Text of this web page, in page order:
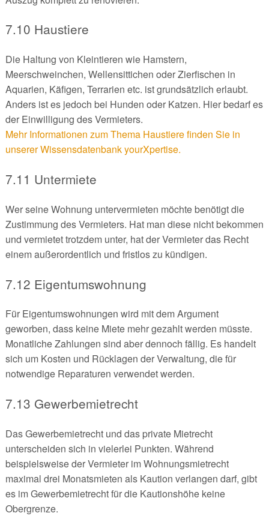
7.10 Haustiere
Die Haltung von Kleintieren wie Hamstern,
Meerschweinchen, Wellensittichen oder Zierfischen in
Aquarien, Käfigen, Terrarien etc. ist grundsätzlich erlaubt.
Anders ist es jedoch bei Hunden oder Katzen. Hier bedarf es
der Einwilligung des Vermieters.
Mehr Informationen zum Thema Haustiere finden Sie in
unserer Wissensdatenbank yourXpertise.
7.11 Untermiete
Wer seine Wohnung untervermieten möchte benötigt die
Zustimmung des Vermieters. Hat man diese nicht bekommen
und vermietet trotzdem unter, hat der Vermieter das Recht
einem außerordentlich und fristlos zu kündigen.
7.12 Eigentumswohnung
Für Eigentumswohnungen wird mit dem Argument
geworben, dass keine Miete mehr gezahlt werden müsste.
Monatliche Zahlungen sind aber dennoch fällig. Es handelt
sich um Kosten und Rücklagen der Verwaltung, die für
notwendige Reparaturen verwendet werden.
7.13 Gewerbemietrecht
Das Gewerbemietrecht und das private Mietrecht
unterscheiden sich in vielerlei Punkten. Während
beispielsweise der Vermieter im Wohnungsmietrecht
maximal drei Monatsmieten als Kaution verlangen darf, gibt
es im Gewerbemietrecht für die Kautionshöhe keine
Obergrenze.